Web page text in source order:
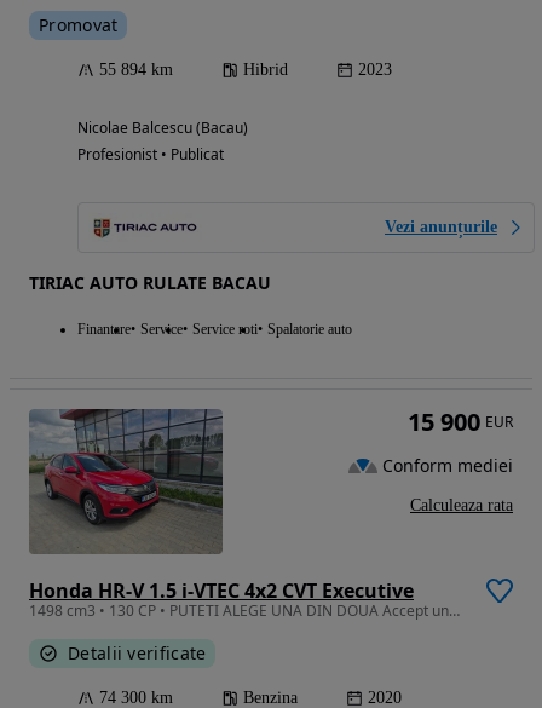
Promovat
55 894 km Hibrid 2023
Nicolae Balcescu (Bacau)
Profesionist • Publicat
Vezi anunțurile
TIRIAC AUTO RULATE BACAU
Finantare Service Service roti Spalatorie auto
Honda HR-V 1.5 i-VTEC 4x2 CVT Executive
1498 cm3 • 130 CP • PUTETI ALEGE UNA DIN DOUA Accept unele schimburi
Detalii verificate
74 300 km Benzina 2020
15 900 EUR
Conform mediei
Calculeaza rata